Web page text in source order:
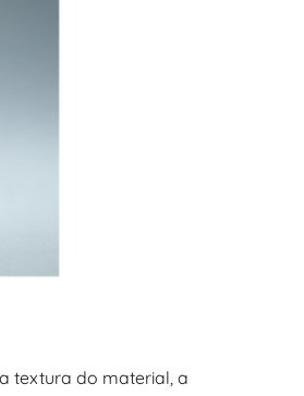
textura do material, a